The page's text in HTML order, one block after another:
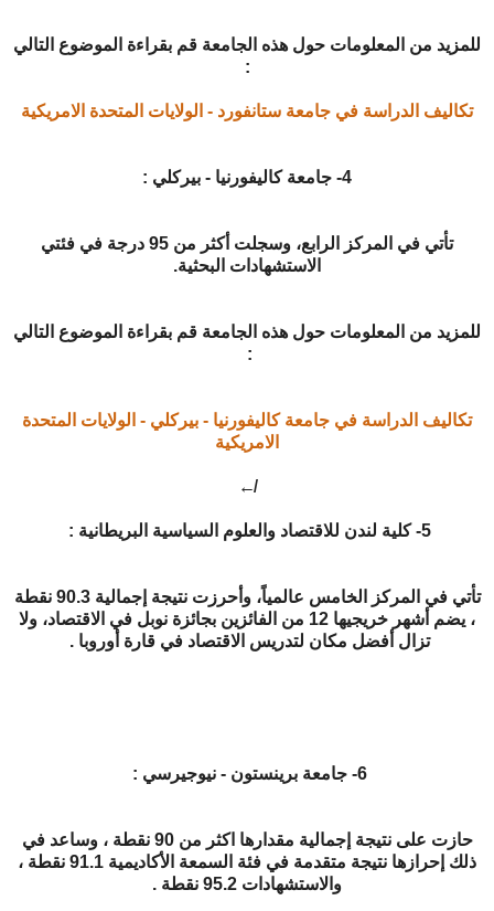
للمزيد من المعلومات حول هذه الجامعة قم بقراءة الموضوع التالي
:
تكاليف الدراسة في جامعة ستانفورد - الولايات المتحدة الامريكية
4- جامعة كاليفورنيا - بيركلي :
تأتي في المركز الرابع، وسجلت أكثر من 95 درجة في فئتي
الاستشهادات البحثية.
للمزيد من المعلومات حول هذه الجامعة قم بقراءة الموضوع التالي
:
تكاليف الدراسة في جامعة كاليفورنيا - بيركلي - الولايات المتحدة
الامريكية
↚
5- كلية لندن للاقتصاد والعلوم السياسية البريطانية :
تأتي في المركز الخامس عالمياً، وأحرزت نتيجة إجمالية 90.3 نقطة
، يضم أشهر خريجيها 12 من الفائزين بجائزة نوبل في الاقتصاد، ولا
تزال أفضل مكان لتدريس الاقتصاد في قارة أوروبا .
6- جامعة برينستون - نيوجيرسي :
حازت على نتيجة إجمالية مقدارها اكثر من 90 نقطة ، وساعد في
ذلك إحرازها نتيجة متقدمة في فئة السمعة الأكاديمية 91.1 نقطة ،
والاستشهادات 95.2 نقطة .